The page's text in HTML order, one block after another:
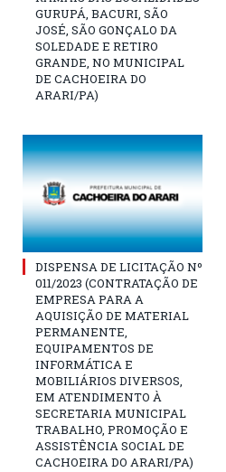
GURUPÁ, BACURI, SÃO
JOSÉ, SÃO GONÇALO DA
SOLEDADE E RETIRO
GRANDE, NO MUNICIPAL
DE CACHOEIRA DO
ARARI/PA)
DISPENSA DE LICITAÇÃO Nº
011/2023 (CONTRATAÇÃO DE
EMPRESA PARA A
AQUISIÇÃO DE MATERIAL
PERMANENTE,
EQUIPAMENTOS DE
INFORMÁTICA E
MOBILIÁRIOS DIVERSOS,
EM ATENDIMENTO À
SECRETARIA MUNICIPAL
TRABALHO, PROMOÇÃO E
ASSISTÊNCIA SOCIAL DE
CACHOEIRA DO ARARI/PA)